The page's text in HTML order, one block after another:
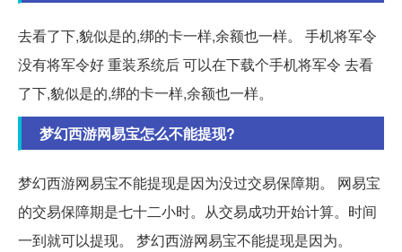
去看了下,貌似是的,绑的卡一样,余额也一样。 手机将军令
没有将军令好 重装系统后 可以在下载个手机将军令 去看
了下,貌似是的,绑的卡一样,余额也一样。
梦幻西游网易宝怎么不能提现?
梦幻西游网易宝不能提现是因为没过交易保障期。 网易宝
的交易保障期是七十二小时。从交易成功开始计算。时间
一到就可以提现。 梦幻西游网易宝不能提现是因为。